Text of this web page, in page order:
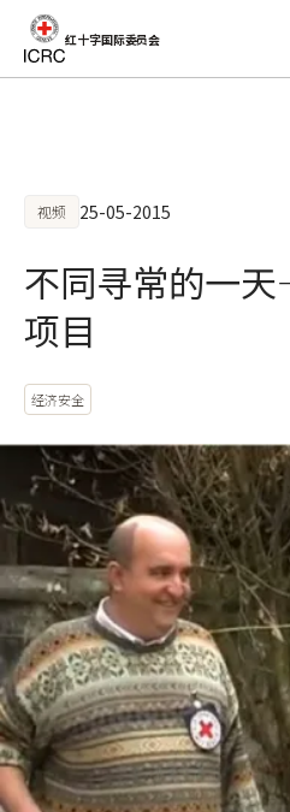
红十字国际委员会
视频 25-05-2015
不同寻常的一
项目
经济安全